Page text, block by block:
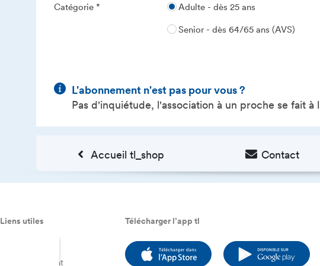
Catégorie Adulte - dès 25 ans
Senior - dès 64/65 ans (AVS)
L'abonnement n'est pas pour vous ?
Pas d'inquiétude, l'association à un proche se fait à
Accueil tl_shop Contact
Liens utiles
Payer un constat
Télécharger l’app tl